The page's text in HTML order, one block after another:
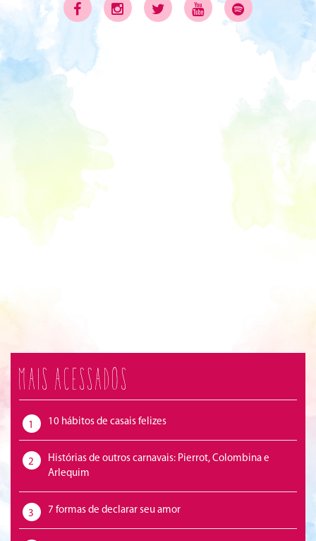
Mais acessados
1 10 hábitos de casais felizes
2
Histórias de outros carnavais: Pierrot, Colombina e
Arlequim
3 7 formas de declarar seu amor